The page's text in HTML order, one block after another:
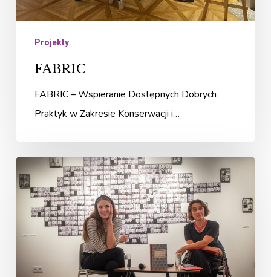
Projekty
FABRIC
FABRIC – Wspieranie Dostępnych Dobrych
Praktyk w Zakresie Konserwacji i…
Spotkanie
z
Antoniną